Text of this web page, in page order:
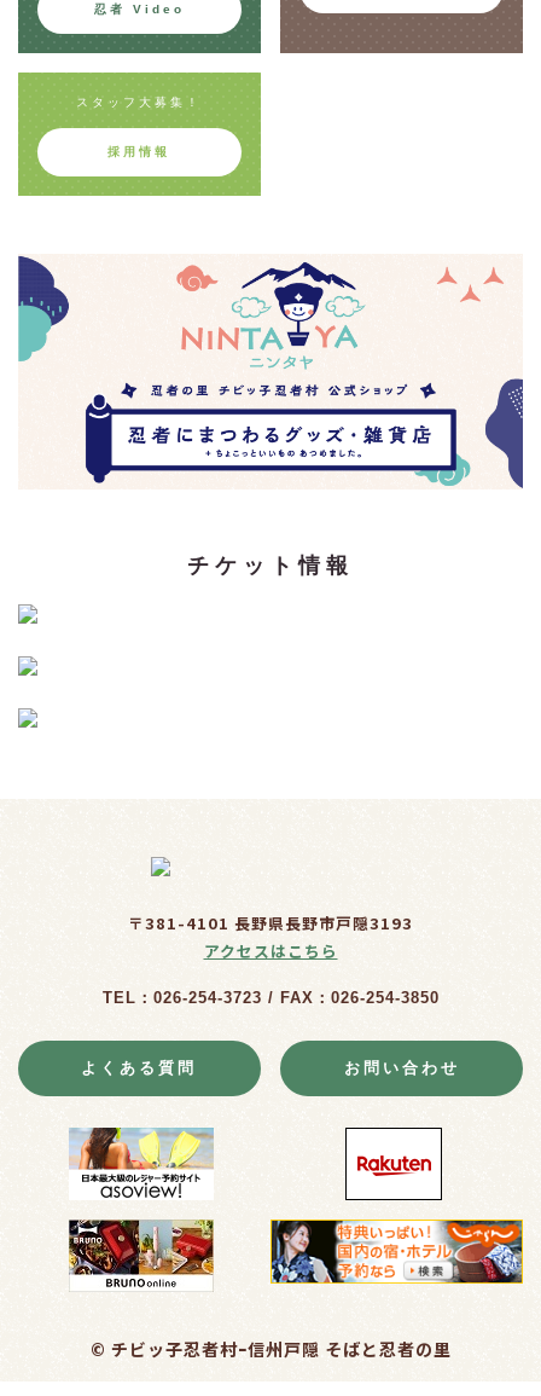
忍者 Video
スタッフ大募集！
採用情報
チケット情報
〒381-4101 長野県長野市戸隠3193
アクセスはこちら
TEL：026-254-3723 / FAX：026-254-3850
よくある質問 お問い合わせ
© チビッ子忍者村ｰ信州戸隠 そばと忍者の里